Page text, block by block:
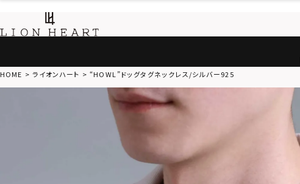
HOME ライオンハート “HOWL”ドッグタグネックレス/シルバー925